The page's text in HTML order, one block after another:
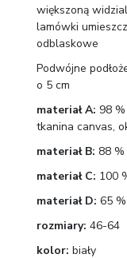
większoną
lamówki
odblaskowe
Podwójne
o 5 cm
materiał A: 98
tkanina canvas,
materiał B: 88
materiał C: 100
materiał D: 65
rozmiary: 46-64
kolor: biały